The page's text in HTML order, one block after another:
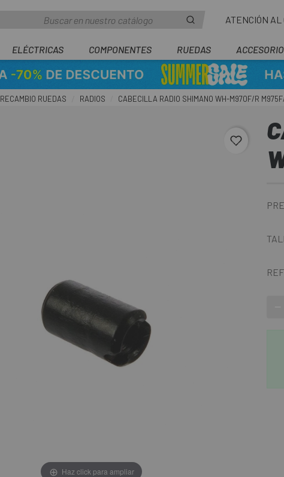
ATENCIÓN
ELÉCTRICAS COMPONENTES RUEDAS
RECAMBIO RUEDAS RADIOS CABECILLA RADIO SHIMANO WH-M970F/R
Haz click para ampliar